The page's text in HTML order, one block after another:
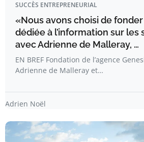
SUCCÈS ENTREPRENEURIAL
«Nous avons choisi de
dédiée à l’information sur les
avec Adrienne de Malleray, …
EN BREF Fondation de l’agence
Adrienne de Malleray et…
Adrien Noël